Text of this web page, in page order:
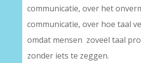
communicatie, over het
communicatie, over hoe taal
omdat mensen zoveel taal
zonder iets te zeggen.